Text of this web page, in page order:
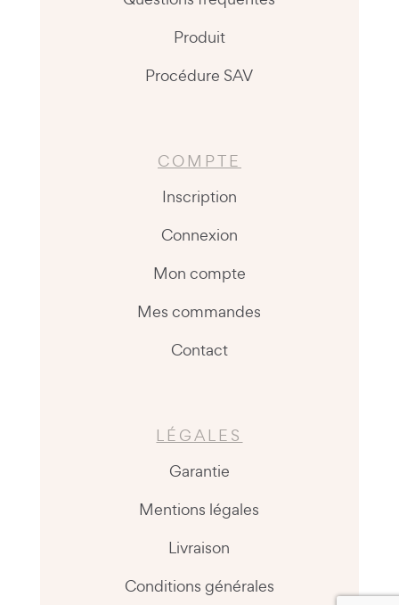
Produit
Procédure SAV
COMPTE
Inscription
Connexion
Mon compte
Mes commandes
Contact
LÉGALES
Garantie
Mentions légales
Livraison
Conditions générales